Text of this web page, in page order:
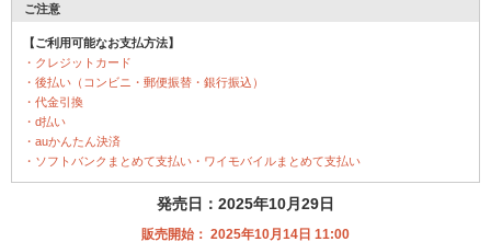
ご注意
【ご利用可能なお支払方法】
・クレジットカード
・後払い（コンビニ・郵便振替・銀行振込）
・代金引換
・d払い
・auかんたん決済
・ソフトバンクまとめて支払い・ワイモバイルまとめて支払い
発売日：2025年10月29日
販売開始： 2025年10月14日 11:00